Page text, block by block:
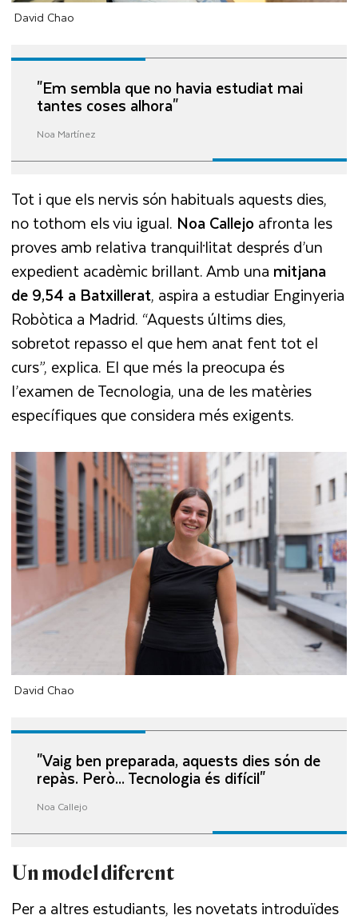
David Chao
"Em sembla que no havia estudiat mai
tantes coses alhora"
Noa Martínez
Tot i que els nervis són habituals aquests dies,
no tothom els viu igual. Noa Callejo afronta les
proves amb relativa tranquil·litat després d’un
expedient acadèmic brillant. Amb una mitjana
de 9,54 a Batxillerat, aspira a estudiar Enginyeria
Robòtica a Madrid. “Aquests últims dies,
sobretot repasso el que hem anat fent tot el
curs”, explica. El que més la preocupa és
l’examen de Tecnologia, una de les matèries
específiques que considera més exigents.
David Chao
"Vaig ben preparada, aquests dies són de
repàs. Però... Tecnologia és difícil"
Noa Callejo
Un model diferent
Per a altres estudiants, les novetats introduïdes